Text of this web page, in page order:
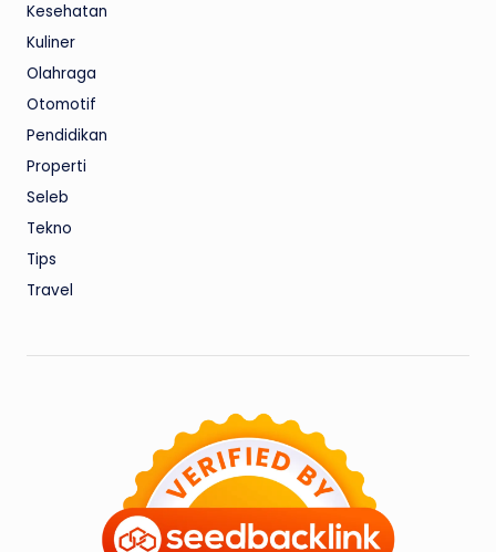
Kesehatan
Kuliner
Olahraga
Otomotif
Pendidikan
Properti
Seleb
Tekno
Tips
Travel